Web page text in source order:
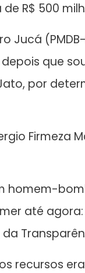
R$ 500
(PMDB-
que
por
Firmeza
homem-
até
recursos